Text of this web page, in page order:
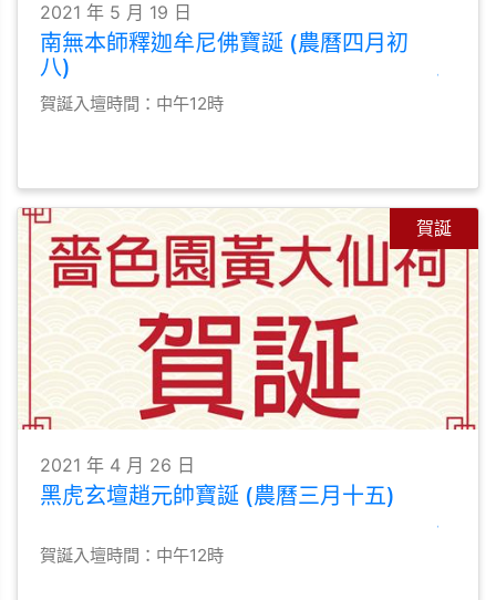
2021 年 5 月 19 日
南無本師釋迦牟尼佛寶誕 (農曆四月初
八)
賀誕入壇時間：中午12時
賀誕
2021 年 4 月 26 日
黑虎玄壇趙元帥寶誕 (農曆三月十五)
賀誕入壇時間：中午12時